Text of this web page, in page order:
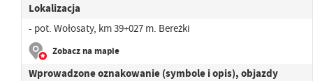
Lokalizacja
- pot. Wołosaty, km 39+027 m. Bereżki
Zobacz na mapie
Wprowadzone oznakowanie (symbole i opis), objazdy